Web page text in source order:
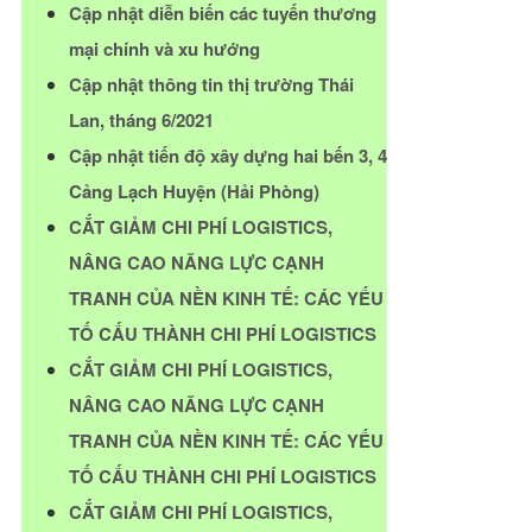
Cập nhật diễn biến các tuyến thương
mại chính và xu hướng
Cập nhật thông tin thị trường Thái
Lan, tháng 6/2021
Cập nhật tiến độ xây dựng hai bến 3, 4
Cảng Lạch Huyện (Hải Phòng)
CẮT GIẢM CHI PHÍ LOGISTICS,
NÂNG CAO NĂNG LỰC CẠNH
TRANH CỦA NỀN KINH TẾ: CÁC YẾU
TỐ CẤU THÀNH CHI PHÍ LOGISTICS
CẮT GIẢM CHI PHÍ LOGISTICS,
NÂNG CAO NĂNG LỰC CẠNH
TRANH CỦA NỀN KINH TẾ: CÁC YẾU
TỐ CẤU THÀNH CHI PHÍ LOGISTICS
CẮT GIẢM CHI PHÍ LOGISTICS,